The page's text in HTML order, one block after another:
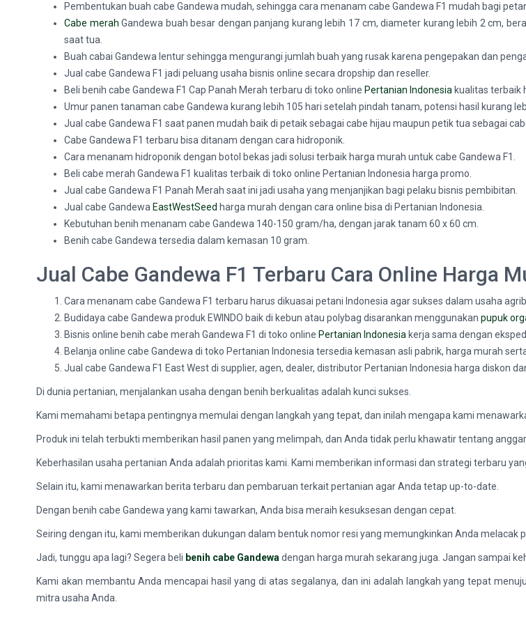
Pembentukan buah cabe Gandewa mudah, sehingga cara menanam cabe Gandewa F1 mudah bagi
Cabe merah Gandewa buah besar dengan panjang kurang lebih 17 cm, diameter kurang lebih 2 cm,
saat tua.
Buah cabai Gandewa lentur sehingga mengurangi jumlah buah yang rusak karena pengepakan dan
Jual cabe Gandewa F1 jadi peluang usaha bisnis online secara dropship dan reseller.
Beli benih cabe Gandewa F1 Cap Panah Merah terbaru di toko online Pertanian Indonesia kualitas terbaik
Umur panen tanaman cabe Gandewa kurang lebih 105 hari setelah pindah tanam, potensi hasil kurang
Jual cabe Gandewa F1 saat panen mudah baik di petaik sebagai cabe hijau maupun petik tua sebagai
Cabe Gandewa F1 terbaru bisa ditanam dengan cara hidroponik.
Cara menanam hidroponik dengan botol bekas jadi solusi terbaik harga murah untuk cabe Gandewa F1.
Beli cabe merah Gandewa F1 kualitas terbaik di toko online Pertanian Indonesia harga promo.
Jual cabe Gandewa F1 Panah Merah saat ini jadi usaha yang menjanjikan bagi pelaku bisnis pembibitan.
Jual cabe Gandewa EastWestSeed harga murah dengan cara online bisa di Pertanian Indonesia.
Kebutuhan benih menanam cabe Gandewa 140-150 gram/ha, dengan jarak tanam 60 x 60 cm.
Benih cabe Gandewa tersedia dalam kemasan 10 gram.
Jual Cabe Gandewa F1 Terbaru Cara Online Harga
Cara menanam cabe Gandewa F1 terbaru harus dikuasai petani Indonesia agar sukses dalam usaha
Budidaya cabe Gandewa produk EWINDO baik di kebun atau polybag disarankan menggunakan pupuk
Bisnis online benih cabe merah Gandewa F1 di toko online Pertanian Indonesia kerja sama dengan
Belanja online cabe Gandewa di toko Pertanian Indonesia tersedia kemasan asli pabrik, harga murah
Jual cabe Gandewa F1 East West di supplier, agen, dealer, distributor Pertanian Indonesia harga diskon
Di dunia pertanian, menjalankan usaha dengan benih berkualitas adalah kunci sukses.
Kami memahami betapa pentingnya memulai dengan langkah yang tepat, dan inilah mengapa kami
Produk ini telah terbukti memberikan hasil panen yang melimpah, dan Anda tidak perlu khawatir tentang
Keberhasilan usaha pertanian Anda adalah prioritas kami. Kami memberikan informasi dan strategi terbaru
Selain itu, kami menawarkan berita terbaru dan pembaruan terkait pertanian agar Anda tetap up-to-date.
Dengan benih cabe Gandewa yang kami tawarkan, Anda bisa meraih kesuksesan dengan cepat.
Seiring dengan itu, kami memberikan dukungan dalam bentuk nomor resi yang memungkinkan Anda melacak
Jadi, tunggu apa lagi? Segera beli benih cabe Gandewa dengan harga murah sekarang juga. Jangan sampai
Kami akan membantu Anda mencapai hasil yang di atas segalanya, dan ini adalah langkah yang tepat
mitra usaha Anda.